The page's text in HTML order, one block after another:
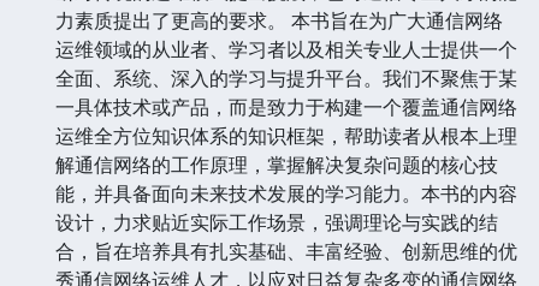
力素质提出了更高的要求。 本书旨在为广大通信网络
运维领域的从业者、学习者以及相关专业人士提供一个
全面、系统、深入的学习与提升平台。我们不聚焦于某
一具体技术或产品，而是致力于构建一个覆盖通信网络
运维全方位知识体系的知识框架，帮助读者从根本上理
解通信网络的工作原理，掌握解决复杂问题的核心技
能，并具备面向未来技术发展的学习能力。本书的内容
设计，力求贴近实际工作场景，强调理论与实践的结
合，旨在培养具有扎实基础、丰富经验、创新思维的优
秀通信网络运维人才，以应对日益复杂多变的通信网络